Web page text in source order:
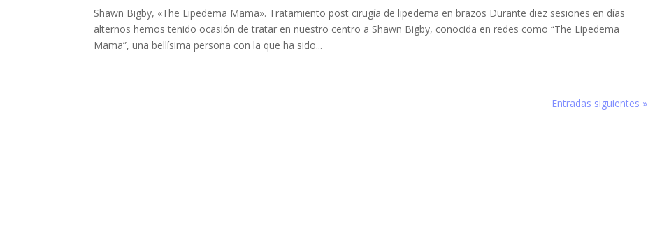
Shawn Bigby, «The Lipedema Mama». Tratamiento post cirugía de lipedema en brazos Durante diez sesiones en días
alternos hemos tenido ocasión de tratar en nuestro centro a Shawn Bigby, conocida en redes como “The Lipedema
Mama”, una bellísima persona con la que ha sido...
Entradas siguientes »